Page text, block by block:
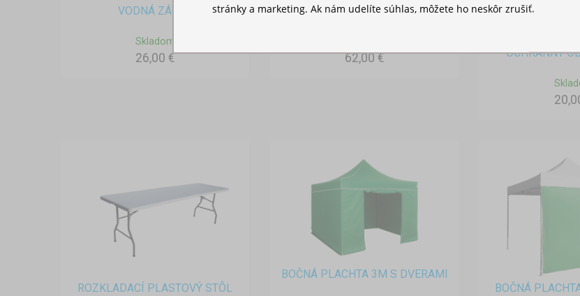
VODNÁ ZÁŤAŽ
Skladom
26,00 €
TAŠKA NA PÁRTY STAN
62,00 € OCHRANNÝ
ROZKLADACÍ PLASTOVÝ STÔL
BOČNÁ PLACHTA 3M S DVERAMI
BOČNÁ
stránky a marketing. Ak nám udelíte súhlas, môžete ho neskôr zrušiť.